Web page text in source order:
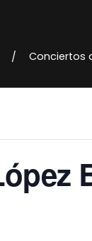
Conciertos